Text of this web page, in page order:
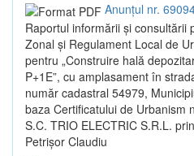
Anunțul nr.
Raportul informării și consultării
Zonal și Regulament Local de
pentru „Construire hală
P+1E”, cu amplasament în
număr cadastral 54979,
baza Certificatului de Urbanism
S.C. TRIO ELECTRIC S.R.L.
Petrișor Claudiu